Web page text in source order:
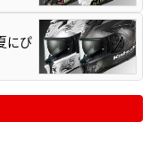
にぴ